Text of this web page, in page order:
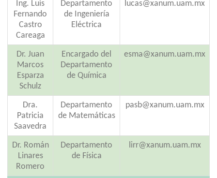
Ing. Luis
Fernando
Castro
Careaga
Departamento
de Ingeniería
Eléctrica
lucas@xanum.uam.mx
Dr. Juan
Marcos
Esparza
Schulz
Encargado del
Departamento
de Química
esma@xanum.uam.mx
Dra.
Patricia
Saavedra
Departamento
de Matemáticas
pasb@xanum.uam.mx
Dr. Román
Linares
Romero
Departamento
de Física
lirr@xanum.uam.mx